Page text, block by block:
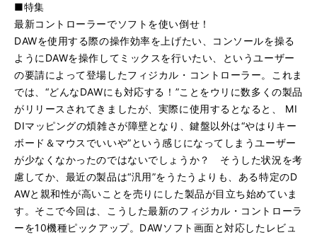
■特集
最新コントローラーでソフトを使い倒せ！
DAWを使用する際の操作効率を上げたい、コンソールを操る
ようにDAWを操作してミックスを行いたい、というユーザー
の要請によって登場したフィジカル・コントローラー。これま
では、“どんなDAWにも対応する！”ことをウリに数多くの製品
がリリースされてきましたが、実際に使用するとなると、 MI
DIマッピングの煩雑さが障壁となり、鍵盤以外は“やはりキー
ボード＆マウスでいいや”という感じになってしまうユーザー
が少なくなかったのではないでしょうか？ そうした状況を考
慮してか、最近の製品は“汎用”をうたうよりも、ある特定のD
AWと親和性が高いことを売りにした製品が目立ち始めていま
す。そこで今回は、こうした最新のフィジカル・コントローラ
ーを10機種ピックアップ。DAWソフト画面と対応したレビュ